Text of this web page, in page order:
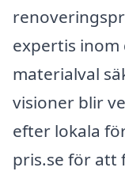
expertis inom
materialval
visioner blir
efter lokala
pris.se för att